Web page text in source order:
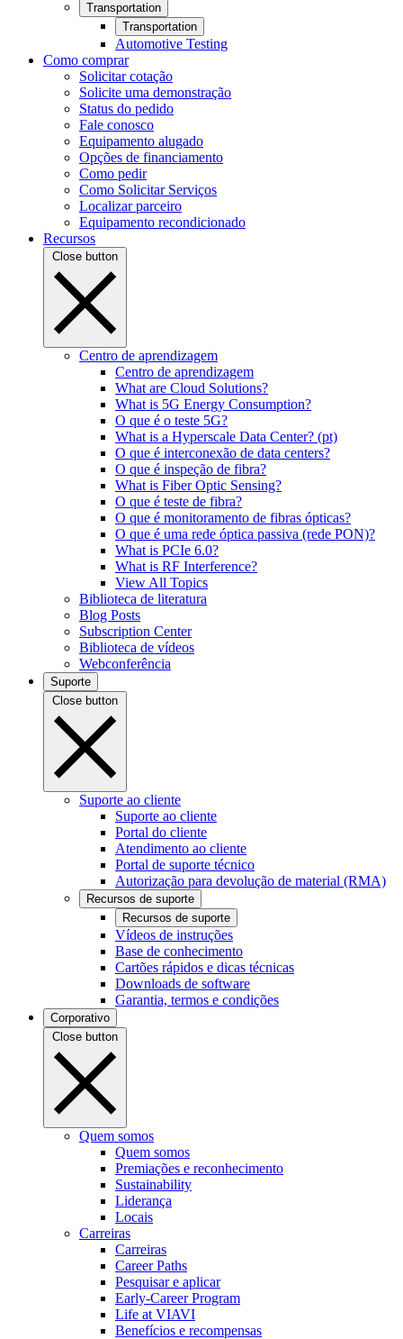
Transportation
Transportation
Automotive Testing
Como comprar
Solicitar cotação
Solicite uma demonstração
Status do pedido
Fale conosco
Equipamento alugado
Opções de financiamento
Como pedir
Como Solicitar Serviços
Localizar parceiro
Equipamento recondicionado
Recursos
Close button
Centro de aprendizagem
Centro de aprendizagem
What are Cloud Solutions?
What is 5G Energy Consumption?
O que é o teste 5G?
What is a Hyperscale Data Center? (pt)
O que é interconexão de data centers?
O que é inspeção de fibra?
What is Fiber Optic Sensing?
O que é teste de fibra?
O que é monitoramento de fibras ópticas?
O que é uma rede óptica passiva (rede PON)?
What is PCIe 6.0?
What is RF Interference?
View All Topics
Biblioteca de literatura
Blog Posts
Subscription Center
Biblioteca de vídeos
Webconferência
Suporte
Close button
Suporte ao cliente
Suporte ao cliente
Portal do cliente
Atendimento ao cliente
Portal de suporte técnico
Autorização para devolução de material (RMA)
Recursos de suporte
Recursos de suporte
Vídeos de instruções
Base de conhecimento
Cartões rápidos e dicas técnicas
Downloads de software
Garantia, termos e condições
Corporativo
Close button
Quem somos
Quem somos
Premiações e reconhecimento
Sustainability
Liderança
Locais
Carreiras
Carreiras
Career Paths
Pesquisar e aplicar
Early-Career Program
Life at VIAVI
Benefícios e recompensas